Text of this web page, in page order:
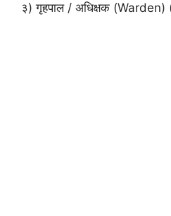
३) गृहपाल / अधिक्षक (Warden)